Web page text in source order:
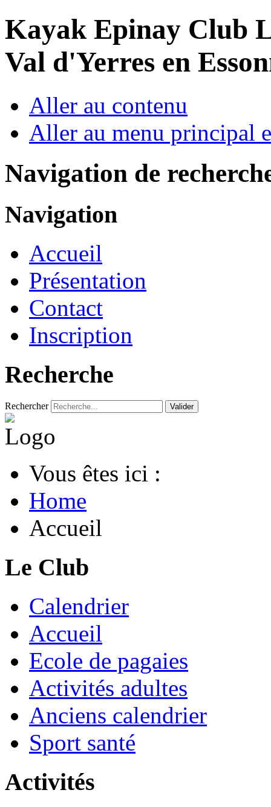
Kayak Epinay Club
Val d'Yerres en
Aller au contenu
Aller au menu principal
Navigation de
Navigation
Accueil
Présentation
Contact
Inscription
Recherche
Rechercher Valider
Vous êtes ici :
Home
Accueil
Le Club
Calendrier
Accueil
Ecole de pagaies
Activités adultes
Anciens calendrier
Sport santé
Activités